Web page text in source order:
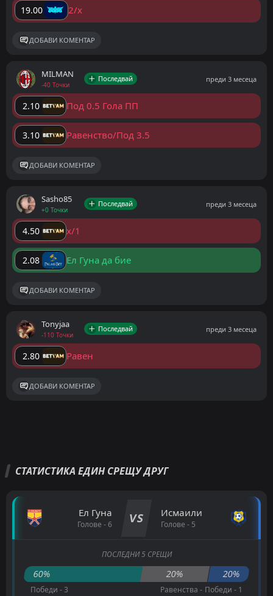
19.00 2/x
ДОБАВИ КОМЕНТАР
MILMAN
-40 Точки
Последвай преди 3 месеца
2.10 Под 0.5 Гола ПП
3.10 Равенство/Под 3.5
ДОБАВИ КОМЕНТАР
Sasho85
+0 Точки
Последвай преди 3 месеца
4.50 x/1
2.08 Ел Гуна да бие
ДОБАВИ КОМЕНТАР
Tonyjaa
-110 Точки
Последвай преди 3 месеца
2.80 Равен
ДОБАВИ КОМЕНТАР
СТАТИСТИКА ЕДИН СРЕЩУ ДРУГ
Ел Гуна
Голове - 6 VS Исмаили
Голове - 5
ПОСЛЕДНИ 5 СРЕЩИ
60% 20% 20%
Победи - 3
Равенства - Победи - 1